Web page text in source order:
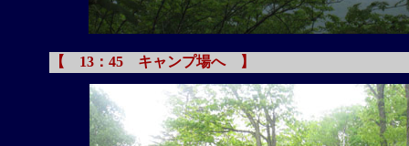
【 13：45 キャンプ場へ 】